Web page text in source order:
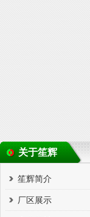
关于笙辉
笙辉简介
厂区展示